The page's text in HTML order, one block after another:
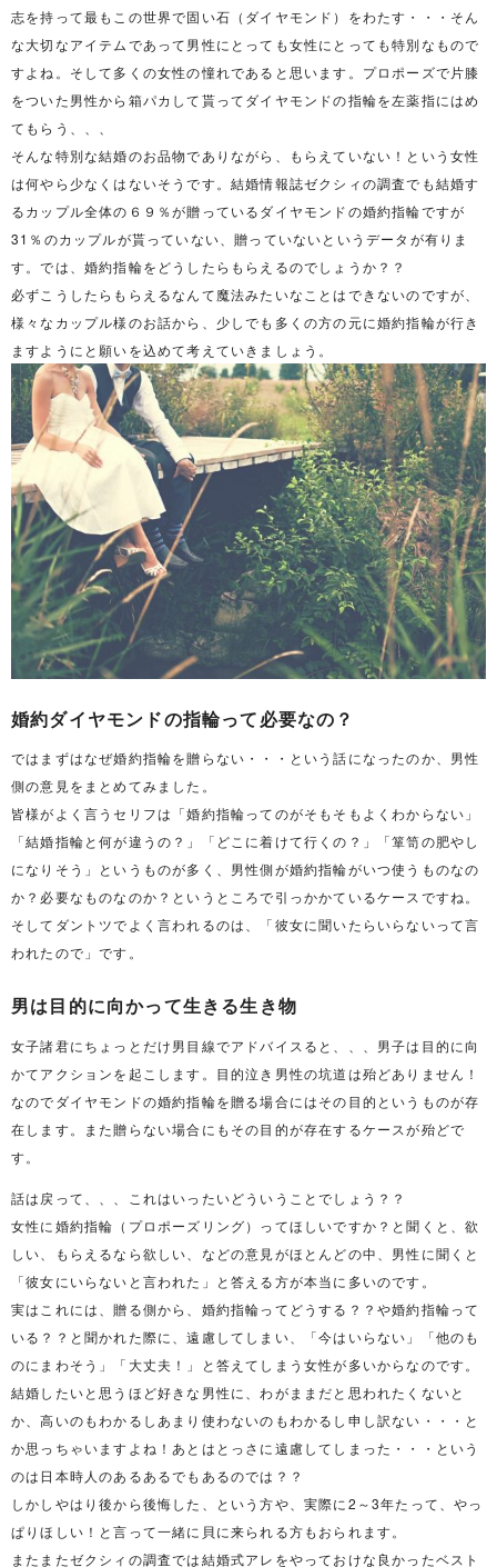
志を持って最もこの世界で固い石（ダイヤモンド）をわたす・・・そん
な大切なアイテムであって男性にとっても女性にとっても特別なもので
すよね。そして多くの女性の憧れであると思います。プロポーズで片膝
をついた男性から箱パカして貰ってダイヤモンドの指輪を左薬指にはめ
てもらう、、、
そんな特別な結婚のお品物でありながら、もらえていない！という女性
は何やら少なくはないそうです。結婚情報誌ゼクシィの調査でも結婚す
るカップル全体の６９％が贈っているダイヤモンドの婚約指輪ですが
31％のカップルが貰っていない、贈っていないというデータが有りま
す。では、婚約指輪をどうしたらもらえるのでしょうか？？
必ずこうしたらもらえるなんて魔法みたいなことはできないのですが、
様々なカップル様のお話から、少しでも多くの方の元に婚約指輪が行き
ますようにと願いを込めて考えていきましょう。
婚約ダイヤモンドの指輪って必要なの？
ではまずはなぜ婚約指輪を贈らない・・・という話になったのか、男性
側の意見をまとめてみました。
皆様がよく言うセリフは「婚約指輪ってのがそもそもよくわからない」
「結婚指輪と何が違うの？」「どこに着けて行くの？」「箪笥の肥やし
になりそう」というものが多く、男性側が婚約指輪がいつ使うものなの
か？必要なものなのか？というところで引っかかているケースですね。
そしてダントツでよく言われるのは、「彼女に聞いたらいらないって言
われたので」です。
男は目的に向かって生きる生き物
女子諸君にちょっとだけ男目線でアドバイスると、、、男子は目的に向
かてアクションを起こします。目的泣き男性の坑道は殆どありません！
なのでダイヤモンドの婚約指輪を贈る場合にはその目的というものが存
在します。また贈らない場合にもその目的が存在するケースが殆どで
す。
話は戻って、、、これはいったいどういうことでしょう？？
女性に婚約指輪（プロポーズリング）ってほしいですか？と聞くと、欲
しい、もらえるなら欲しい、などの意見がほとんどの中、男性に聞くと
「彼女にいらないと言われた」と答える方が本当に多いのです。
実はこれには、贈る側から、婚約指輪ってどうする？？や婚約指輪って
いる？？と聞かれた際に、遠慮してしまい、「今はいらない」「他のも
のにまわそう」「大丈夫！」と答えてしまう女性が多いからなのです。
結婚したいと思うほど好きな男性に、わがままだと思われたくないと
か、高いのもわかるしあまり使わないのもわかるし申し訳ない・・・と
か思っちゃいますよね！あとはとっさに遠慮してしまった・・・という
のは日本時人のあるあるでもあるのでは？？
しかしやはり後から後悔した、という方や、実際に2～3年たって、やっ
ぱりほしい！と言って一緒に貝に来られる方もおられます。
またまたゼクシィの調査では結婚式アレをやっておけな良かったベスト